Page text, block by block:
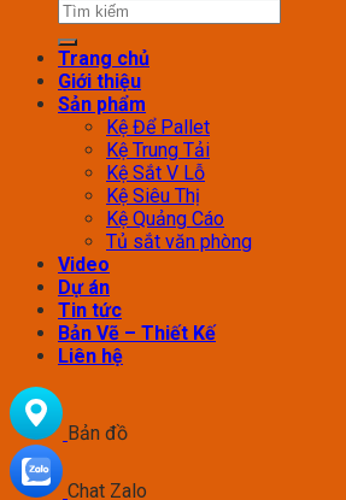
Trang chủ
Giới thiệu
Sản phẩm
Kệ Để Pallet
Kệ Trung Tải
Kệ Sắt V Lỗ
Kệ Siêu Thị
Kệ Quảng Cáo
Tủ sắt văn phòng
Video
Dự án
Tin tức
Bản Vẽ – Thiết Kế
Liên hệ
Bản đồ
Chat Zalo